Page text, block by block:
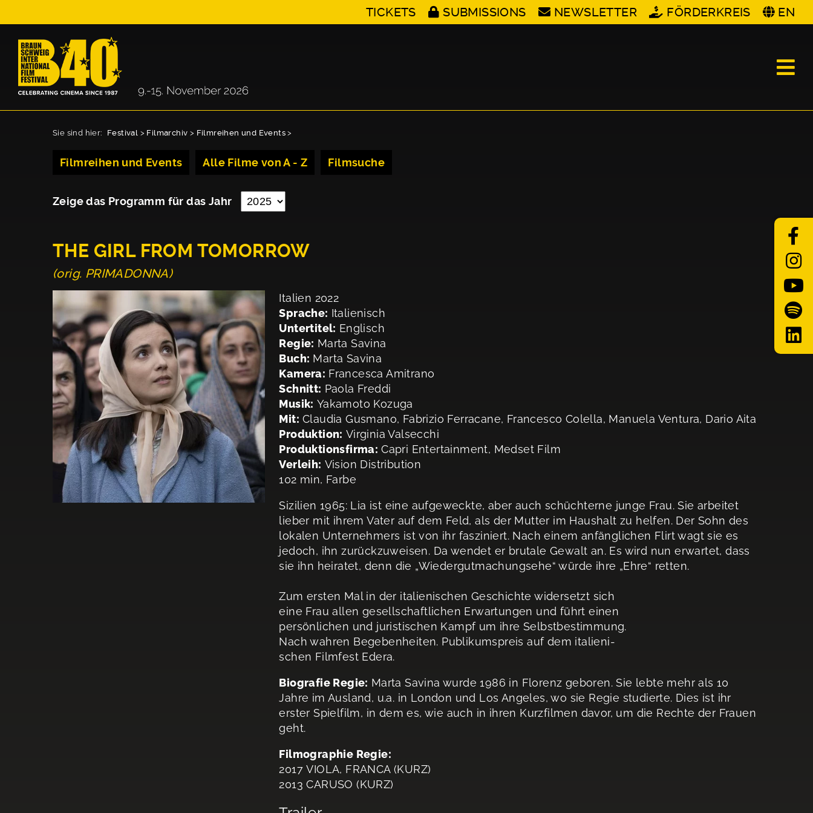
TICKETS SUBMISSIONS NEWSLETTER FÖRDERKREIS EN
Sie sind hier: Festival > Filmarchiv > Filmreihen und Events >
Filmreihen und Events Alle Filme von A - Z Filmsuche
Zeige das Programm für das Jahr
THE GIRL FROM TOMORROW
(orig. PRIMADONNA)
Italien 2022
Sprache: Italienisch
Untertitel: Englisch
Regie: Marta Savina
Buch: Marta Savina
Kamera: Francesca Amitrano
Schnitt: Paola Freddi
Musik: Yakamoto Kozuga
Mit: Claudia Gusmano, Fabrizio Ferracane, Francesco Colella, Manuela Ventura, Dario Aita
Produktion: Virginia Valsecchi
Produktionsfirma: Capri Entertainment, Medset Film
Verleih: Vision Distribution
102 min, Farbe
Sizilien 1965: Lia ist eine aufgeweckte, aber auch schüchterne junge Frau. Sie arbeitet
lieber mit ihrem Vater auf dem Feld, als der Mutter im Haushalt zu helfen. Der Sohn des
lokalen Unternehmers ist von ihr fasziniert. Nach einem anfänglichen Flirt wagt sie es
jedoch, ihn zurückzuweisen. Da wendet er brutale Gewalt an. Es wird nun erwartet, dass
sie ihn heiratet, denn die „Wiedergutmachungsehe“ würde ihre „Ehre“ retten.
Zum ersten Mal in der italienischen Geschichte widersetzt sich
eine Frau allen gesellschaftlichen Erwartungen und führt einen
persönlichen und juristischen Kampf um ihre Selbstbestimmung.
Nach wahren Begebenheiten. Publikumspreis auf dem italieni-
schen Filmfest Edera.
Biografie Regie: Marta Savina wurde 1986 in Florenz geboren. Sie lebte mehr als 10
Jahre im Ausland, u.a. in London und Los Angeles, wo sie Regie studierte. Dies ist ihr
erster Spielfilm, in dem es, wie auch in ihren Kurzfilmen davor, um die Rechte der Frauen
geht.
Filmographie Regie:
2017 VIOLA, FRANCA (KURZ)
2013 CARUSO (KURZ)